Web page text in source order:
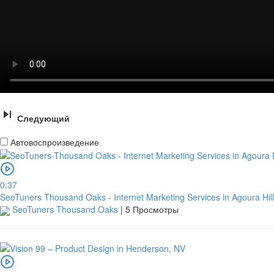
Следующий
Автовоспроизведение
0:37
SeoTuners Thousand Oaks - Internet Marketing Services in Agoura
SeoTuners Thousand Oaks | 5 Просмотры